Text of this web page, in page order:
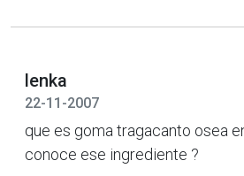
lenka
22-11-2007
que es goma tragacanto osea
conoce ese ingrediente ?